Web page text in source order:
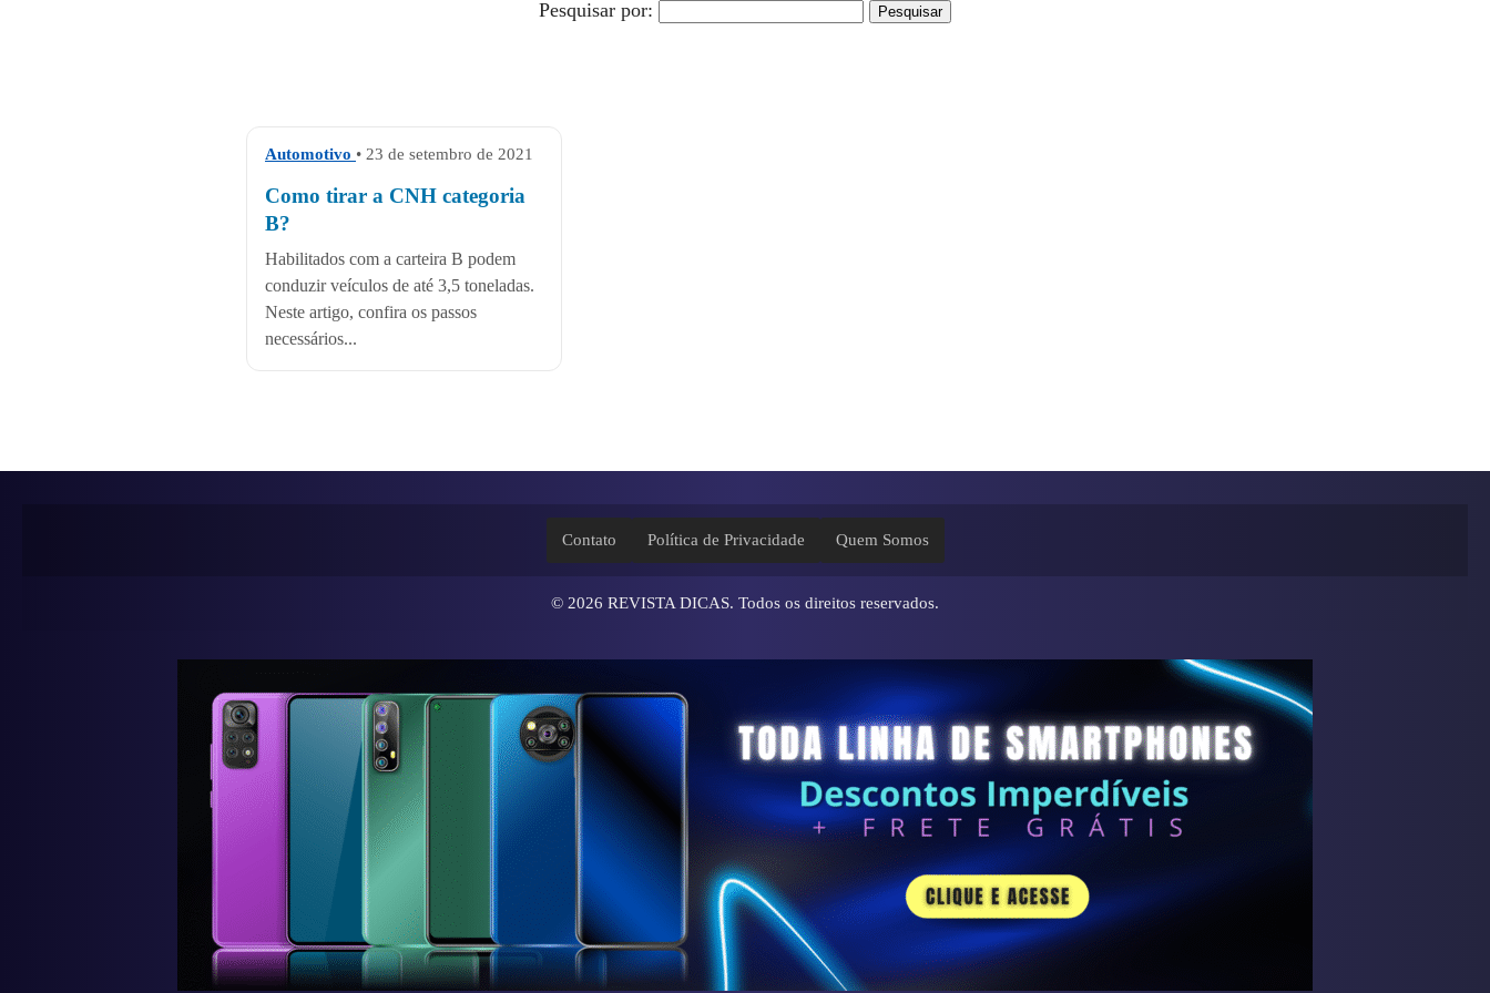
Pesquisar por:
Automotivo • 23 de setembro de 2021
Como tirar a CNH categoria
B?
Habilitados com a carteira B podem
conduzir veículos de até 3,5 toneladas.
Neste artigo, confira os passos
necessários...
Contato Política de Privacidade Quem Somos
© 2026 REVISTA DICAS. Todos os direitos reservados.